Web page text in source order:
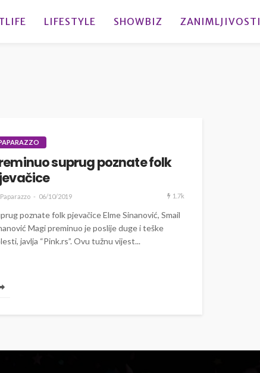
LIFESTYLE SHOWBIZ ZANIMLJIVOSTI
suprug poznate folk
Paparazzo 06/10/2019 1.7k
poznate folk pjevačice Elme Sinanović, Smail
Magi preminuo je poslije duge i teške
javlja “Pink.rs”. Ovu tužnu vijest...